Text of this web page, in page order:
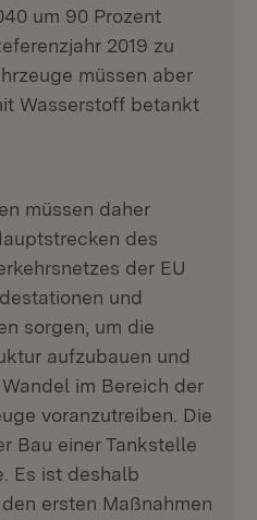
um 90 Prozent
2019 zu
müssen aber
Wasserstoff betankt
müssen daher
des
der EU
und
sorgen, um die
aufzubauen und
im Bereich der
voranzutreiben. Die
Bau einer Tankstelle
Es ist deshalb
ersten Maßnahmen